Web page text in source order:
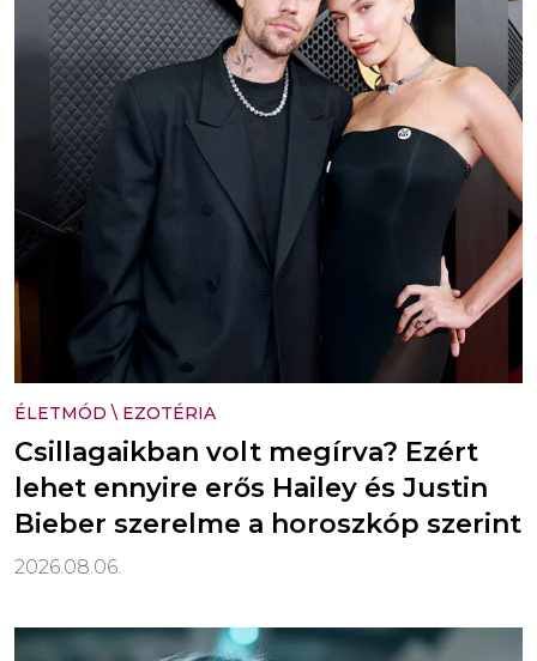
ÉLETMÓD \ EZOTÉRIA
Csillagaikban volt megírva? Ezért
lehet ennyire erős Hailey és Justin
Bieber szerelme a horoszkóp szerint
2026.08.06.